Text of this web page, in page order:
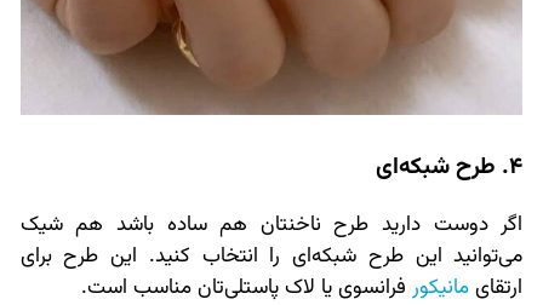
4. طرح شبکه‌ای
اگر دوست دارید طرح ناخنتان هم ساده باشد هم شیک
می‌توانید این طرح شبکه‌ای را انتخاب کنید. این طرح برای
ارتقایمانیکور فرانسوی یا لاک پاستلی‌تان مناسب است.